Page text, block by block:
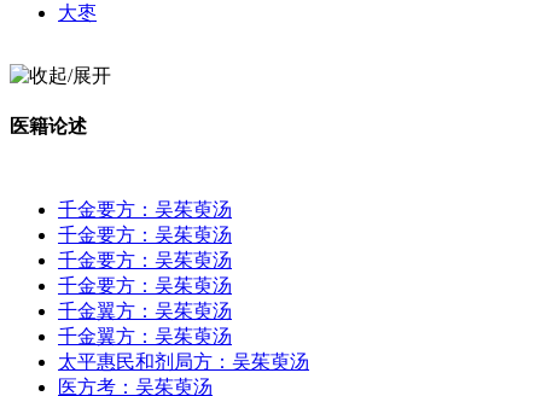
大枣
医籍论述
千金要方：吴茱萸汤
千金要方：吴茱萸汤
千金要方：吴茱萸汤
千金要方：吴茱萸汤
千金翼方：吴茱萸汤
千金翼方：吴茱萸汤
太平惠民和剂局方：吴茱萸汤
医方考：吴茱萸汤